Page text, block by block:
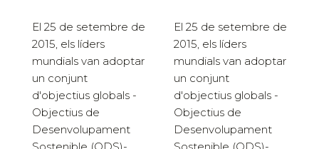
El 25 de setembre de
2015, els líders
mundials van adoptar
un conjunt
d'objectius globals -
Objectius de
Desenvolupament
Sostenible (ODS)-
El 25 de setembre de
2015, els líders
mundials van adoptar
un conjunt
d'objectius globals -
Objectius de
Desenvolupament
Sostenible (ODS)-